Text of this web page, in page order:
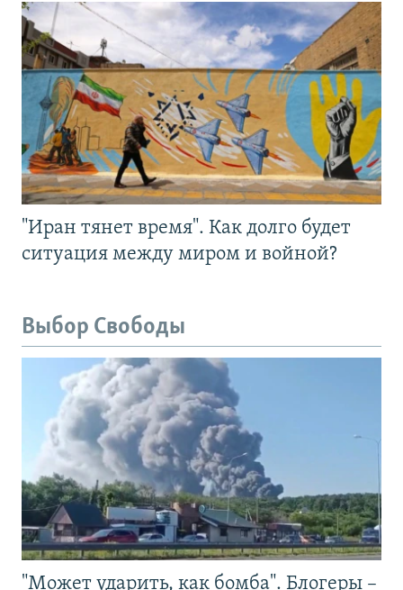
"Иран тянет время". Как долго будет
ситуация между миром и войной?
Выбор Свободы
"Может ударить, как бомба". Блогеры –